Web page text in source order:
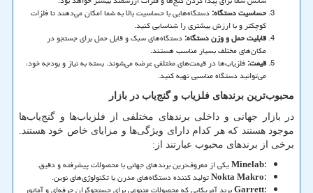
حساسیت دستگاه:دستگاه‌هایی با حساسیت بالا به شما امکان می‌دهند تا فلزات
کوچکتر و با ارزش بیشتری را شناسایی کنید.
قابلیت حمل و وزن دستگاه:دستگاه‌های سبک و قابل حمل برای جستجو در
مکان‌های مختلف بسیار مناسب هستند.
قیمت:فلزیاب‌ها در قیمت‌های مختلفی عرضه می‌شوند. بسته به نیاز و بودجه خود،
می‌توانید دستگاه مناسبی تهیه کنید.
محبوب‌ترین برندهای فلزیاب و گنج‌یاب در بازار
در بازار جهانی و داخلی برندهای مختلفی از فلزیاب‌ها و گنج‌یاب‌ها
موجود هستند که هر کدام دارای ویژگی‌ها و مزایای خاص خود هستند.
برخی از برندهای محبوب عبارتند از:
Minelab:یکی از معروف‌ترین برندهای جهانی با محصولات پیشرفته و دقیق.
Nokta Makro:تولید کننده دستگاه‌های مدرن با تکنولوژی‌های نوین.
Garrett:برند آمریکایی که محصولات متنوعی برای جستجوگران حرفه‌ای و آماتور